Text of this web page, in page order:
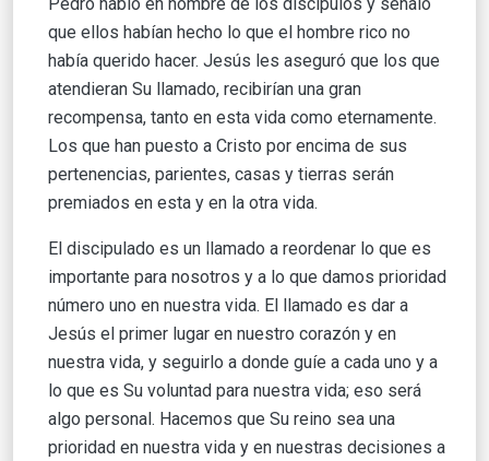
que ellos habían hecho lo que el hombre rico no
había querido hacer. Jesús les aseguró que los que
atendieran Su llamado, recibirían una gran
recompensa, tanto en esta vida como eternamente.
Los que han puesto a Cristo por encima de sus
pertenencias, parientes, casas y tierras serán
premiados en esta y en la otra vida.
El discipulado es un llamado a reordenar lo que es
importante para nosotros y a lo que damos prioridad
número uno en nuestra vida. El llamado es dar a
Jesús el primer lugar en nuestro corazón y en
nuestra vida, y seguirlo a donde guíe a cada uno y a
lo que es Su voluntad para nuestra vida; eso será
algo personal. Hacemos que Su reino sea una
prioridad en nuestra vida y en nuestras decisiones a